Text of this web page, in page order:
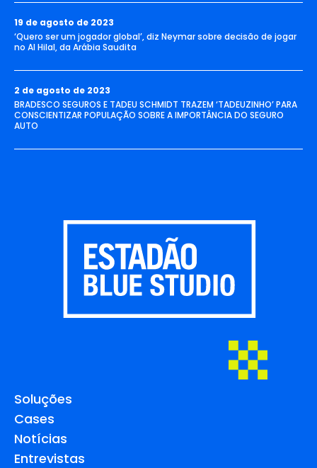
19 de agosto de 2023
‘Quero ser um jogador global’, diz Neymar sobre decisão de jogar
no Al Hilal, da Arábia Saudita
2 de agosto de 2023
BRADESCO SEGUROS E TADEU SCHMIDT TRAZEM ‘TADEUZINHO’ PARA
CONSCIENTIZAR POPULAÇÃO SOBRE A IMPORTÂNCIA DO SEGURO
AUTO
Soluções
Cases
Notícias
Entrevistas